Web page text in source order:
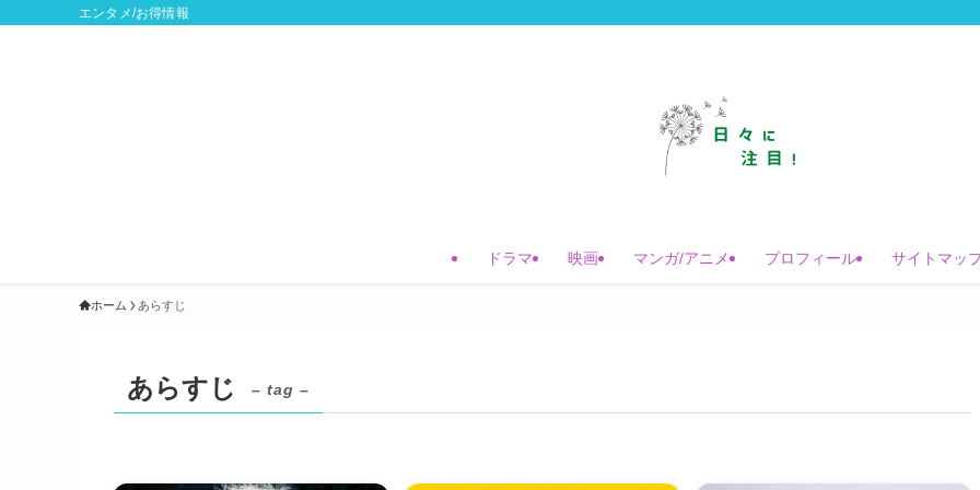
エンタメ/お得情報
ドラマ 映画 マンガ/アニメ プロフィール サイトマッ
ホーム あらすじ
あらすじ – tag –